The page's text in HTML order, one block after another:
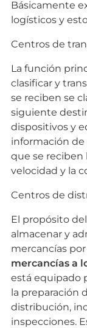
Básicamente
logísticos y
Centros de
La función
clasificar y
se reciben se
siguiente
dispositivos y
información
que se reciben
velocidad y la
Centros de
El propósito
almacenar y
mercancías
mercancías a
está equipado
la preparación
distribución,
inspecciones.